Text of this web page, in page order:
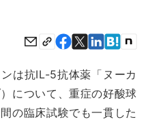
は抗IL-5抗体薬「ヌーカ
について、重症の好酸球
の臨床試験でも一貫した